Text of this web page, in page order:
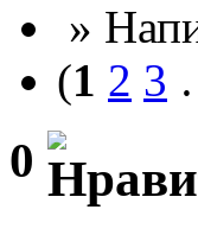
»
(1 2 3
0